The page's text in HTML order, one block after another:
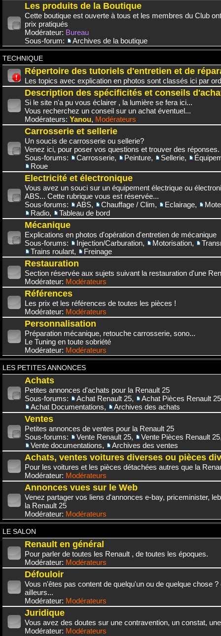
Les produits de la Boutique
Cette boutique est ouverte à tous et les membres du Club
prix pratiqués
Modérateur: Bureau
Sous-forum:
Archives de la boutique
TECHNIQUE
Répertoire des tutoriels d'entretien et de
Les topics avec explication en photos sont classés ici par
Description des spécificités et conseils
Si le site n'a pu vous éclairer , la lumière se fera ici...
Vous recherchez un conseil sur un achat éventuel...
Modérateurs: Yanou, Modérateurs
Carrosserie et sellerie
Un soucis de carrosserie ou sellerie?
Venez ici, pour poser vos questions et trouver des réponses.
Sous-forums:
Carrosserie, Peinture, Sellerie,
Roue
Electricité et électronique
Vous avez un souci sur un équipement électrique ou
ABS... Cette rubrique vous est réservée...
Sous-forums:
ABS, Chauffage / Clim, Eclairage,
Radio, Tableau de bord
Mécanique
Explications en photos d'opération d'entretien de mécanique
Sous-forums:
Injection/Carburation, Motorisation,
Trains roulant, Freinage
Restauration
Section réservée aux sujets suivant la restauration d'une
Modérateur: Modérateurs
Références
Les prix et les références de toutes les pièces !
Modérateur: Modérateurs
Personnalisation
Préparation mécanique, retouche carrosserie, sono...
Le Tuning en toute sobriété
Modérateur: Modérateurs
LES PETITES ANNONCES
Achats
Petites annonces d'achats pour la Renault 25
Sous-forums:
Achat Renault 25,
Achat Pièces Renault 25
Achat Documentations, Archives des achats
Ventes
Petites annonces de ventes pour la Renault 25
Sous-forums:
Vente Renault 25, Vente Pièces Renault 25
Vente documentations, Archives des ventes
Achats, ventes voitures diverses ou pièces
Pour les voitures et les pièces détachées autres que la
Modérateur: Modérateurs
Annonces vues sur le Web
Venez partager vos liens d'annonces e-bay, priceminister,
la Renault 25
Modérateur: Modérateurs
LE SALON
Renault en général
Pour parler de toutes les Renault , de toutes les époques.
Modérateur: Modérateurs
Défouloir
Vous n'êtes pas content de quelqu'un ou de quelque chose
ailleurs...
Modérateur: Modérateurs
Juridique
Vous avez des doutes sur une contravention, un constat,
Modérateur: Modérateurs